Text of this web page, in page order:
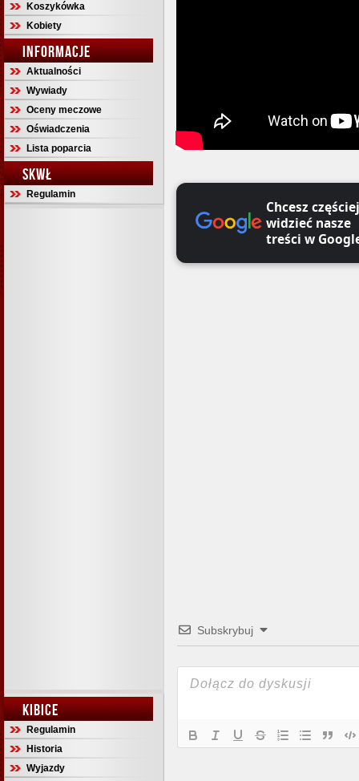
Koszykówka
Kobiety
INFORMACJE
Aktualności
Wywiady
Oceny meczowe
Oświadczenia
Lista poparcia
SKWŁ
Regulamin
KIBICE
Regulamin
Historia
Wyjazdy
Chcesz częściej
widzieć nasze
treści w
Subskrybuj